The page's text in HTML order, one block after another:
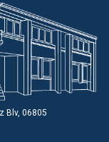
Blv, 06805